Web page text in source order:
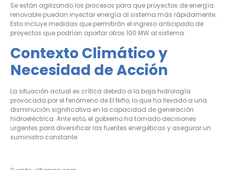
Se están agilizando los procesos para que proyectos de energía
renovable puedan inyectar energía al sistema más rápidamente.
Esto incluye medidas que permitirán el ingreso anticipado de
proyectos que podrían aportar otros 100 MW al sistema.
Contexto Climático y
Necesidad de Acción
La situación actual es crítica debido a la baja hidrología
provocada por el fenómeno de El Niño, lo que ha llevado a una
disminución significativa en la capacidad de generación
hidroeléctrica. Ante esto, el gobierno ha tomado decisiones
urgentes para diversificar las fuentes energéticas y asegurar un
suministro constante.